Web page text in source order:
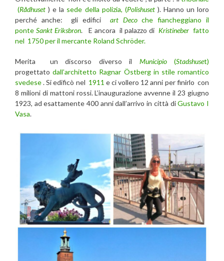
(Rådhuset ) e la sede della polizia, (Polishuset). Hanno un loro
perché anche: gli edifici
art Deco che fiancheggiano il
ponte Sankt Eriksbron. E ancora il palazzo di Kristineber fatto
nel 1750 per il mercante Roland Schröder.
Merita un discorso diverso il Municipio(Stadshuset)
progettatodall’architetto Ragnar Östberg in stile romantico
svedese. Si edificò nel 1911 e ci vollero 12 anni per finirlo con
8 milioni di mattoni rossi. L’inaugurazione avvenne il 23 giugno
1923, ad esattamente 400 anni dall’arrivo in città diGustavo I
Vasa.